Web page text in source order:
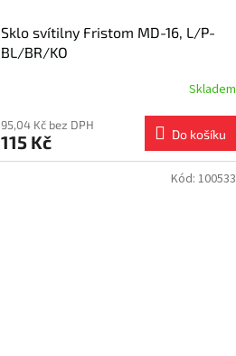
Sklo svítilny Fristom MD-16, L/P-
BL/BR/KO
Skladem
95,04 Kč bez DPH
115 Kč Do košíku
Kód: 100533